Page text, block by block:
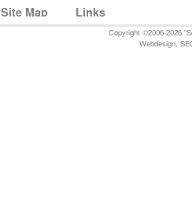
Site Map
Links
Copyright ©2006-2026
Webdesign,